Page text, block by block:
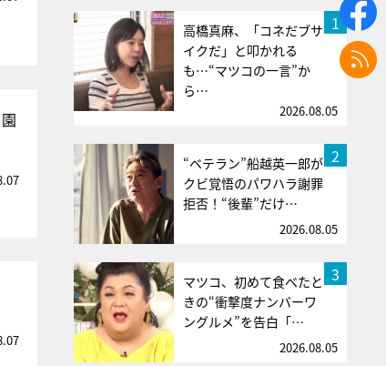
1
高橋真麻、「コネだブサ
イクだ」と叩かれる
も…“マツコの一言”か
ら…
2026.08.05
2
“ベテラン”船越英一郎が
クビ覚悟のパワハラ謝罪
拒否！“後輩”だけ…
2026.08.05
3
マツコ、初めて食べたと
きの“衝撃度ナンバーワ
ングルメ”を告白「…
2026.08.05